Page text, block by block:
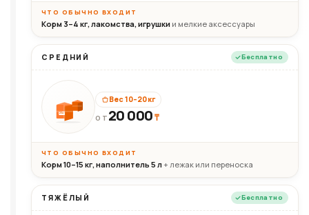
ЧТО ОБЫЧНО ВХОДИТ
Корм 3–4 кг, лакомства, игрушки и мелкие аксессуары
СРЕДНИЙ Бесплатно
20кг
Вес 10–20 кг
ОТ 20 000₸
ЧТО ОБЫЧНО ВХОДИТ
Корм 10–15 кг, наполнитель 5 л+ лежак или переноска
ТЯЖЁЛЫЙ Бесплатно